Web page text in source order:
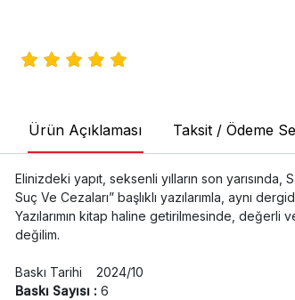
Ürün Açıklaması Taksit / Ödeme
Elinizdeki yapıt, seksenli yılların son
Suç Ve Cezaları” başlıklı yazılarımla, aynı
Yazılarımın kitap haline getirilmesinde, değerli
değilim.
Baskı Tarihi 2024/10
Baskı Sayısı : 6